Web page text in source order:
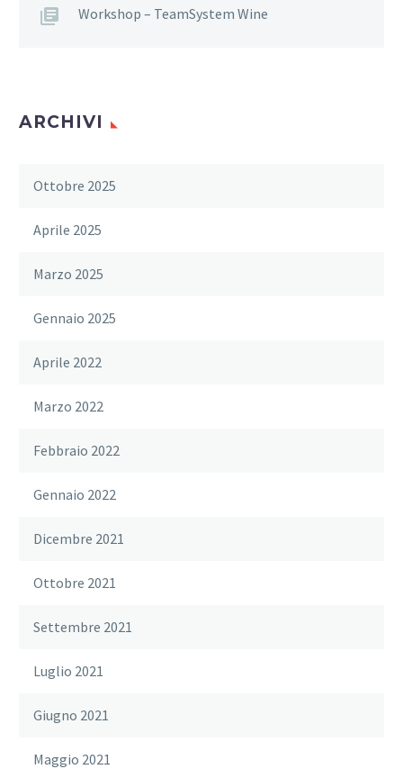
Workshop – TeamSystem Wine
ARCHIVI
Ottobre 2025
Aprile 2025
Marzo 2025
Gennaio 2025
Aprile 2022
Marzo 2022
Febbraio 2022
Gennaio 2022
Dicembre 2021
Ottobre 2021
Settembre 2021
Luglio 2021
Giugno 2021
Maggio 2021